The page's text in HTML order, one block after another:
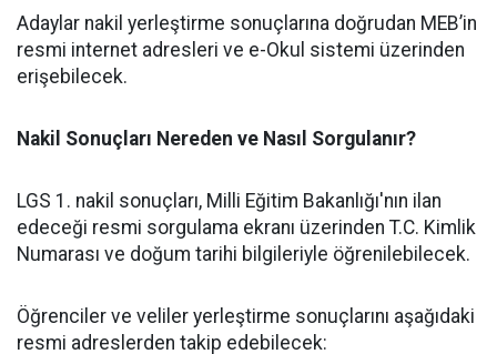
​Adaylar nakil yerleştirme sonuçlarına doğrudan MEB’in
resmi internet adresleri ve e-Okul sistemi üzerinden
erişebilecek.
Nakil Sonuçları Nereden ve Nasıl Sorgulanır?
​LGS 1. nakil sonuçları, Milli Eğitim Bakanlığı'nın ilan
edeceği resmi sorgulama ekranı üzerinden T.C. Kimlik
Numarası ve doğum tarihi bilgileriyle öğrenilebilecek.
​Öğrenciler ve veliler yerleştirme sonuçlarını aşağıdaki
resmi adreslerden takip edebilecek: